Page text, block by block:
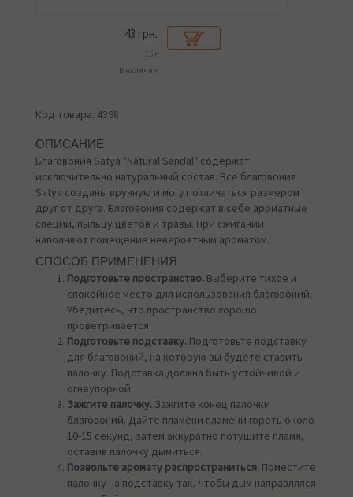
43 грн.
15 г
В наличии
Код товара: 4398
ОПИСАНИЕ
Благовония Satya "Natural Sandal" содержат
исключительно натуральный состав. Все благовония
Satya созданы вручную и могут отличаться размером
друг от друга. Благовония содержат в себе ароматные
специи, пыльцу цветов и травы. При сжигании
наполняют помещение невероятным ароматом.
СПОСОБ ПРИМЕНЕНИЯ
Подготовьте пространство. Выберите тихое и
спокойное место для использования благовоний.
Убедитесь, что пространство хорошо
проветривается.
Подготовьте подставку. Подготовьте подставку
для благовоний, на которую вы будете ставить
палочку. Подставка должна быть устойчивой и
огнеупорной.
Зажгите палочку. Зажгите конец палочки
благовоний. Дайте пламени пламени гореть около
10-15 секунд, затем аккуратно потушите пламя,
оставив палочку дымиться.
Позвольте аромату распространиться. Поместите
палочку на подставку так, чтобы дым направлялся